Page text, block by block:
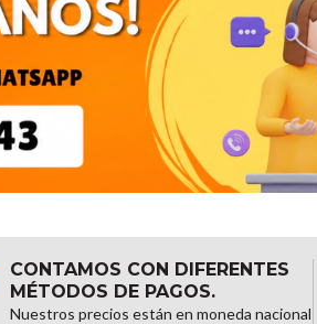
CONTAMOS CON DIFERENTES
MÉTODOS DE PAGOS.
Nuestros precios están en moneda nacional